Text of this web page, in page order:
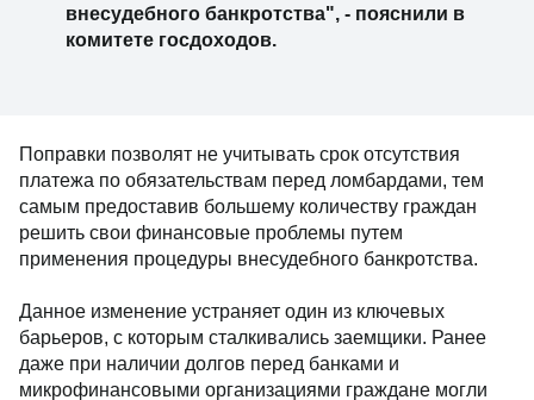
внесудебного банкротства", - пояснили в
комитете госдоходов.
Поправки позволят не учитывать срок отсутствия
платежа по обязательствам перед ломбардами, тем
самым предоставив большему количеству граждан
решить свои финансовые проблемы путем
применения процедуры внесудебного банкротства.
Данное изменение устраняет один из ключевых
барьеров, с которым сталкивались заемщики. Ранее
даже при наличии долгов перед банками и
микрофинансовыми организациями граждане могли